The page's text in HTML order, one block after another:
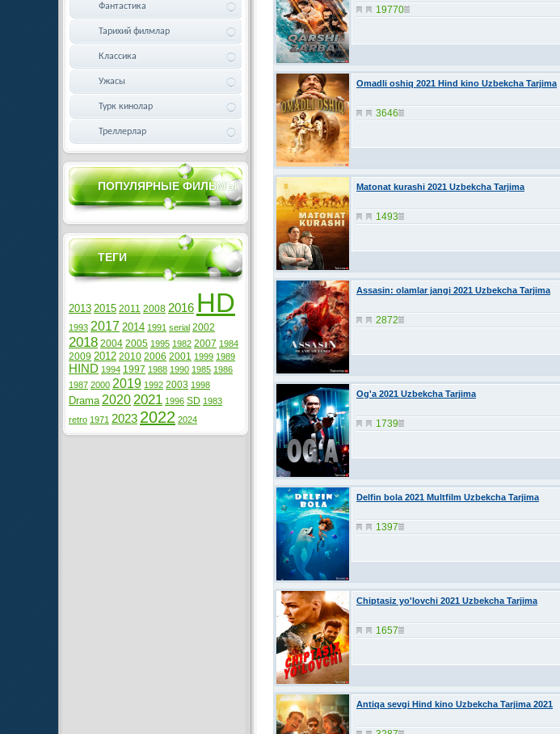
19770
Omadli oshiq 2021 Hind kino Uzbekcha Tarjima
3646
Matonat kurashi 2021 Uzbekcha Tarjima
1493
Assasin: olamlar jangi 2021 Uzbekcha Tarjima
2872
Og'a 2021 Uzbekcha Tarjima
1739
Delfin bola 2021 Multfilm Uzbekcha Tarjima
1397
Chiptasiz yo'lovchi 2021 Uzbekcha Tarjima
1657
Antiqa sevgi Hind kino Uzbekcha Tarjima 2021
Фантастика
Тарихий филмлар
Классика
Ужасы
Турк кинолар
Треллерлар
ПОПУЛЯРНЫЕ ФИЛЬМЫ
ТЕГИ
2013 2015 2011 2008 2016 HD
1993 2017 2014 1991 serial 2002
2018 2004 2005 1995 1982 2007 1984
2009 2012 2010 2006 2001 1999 1989
HIND 1994 1997 1988 1990 1985 1986
1987 2000 2019 1992 2003 1998
Drama 2020 2021 1996 SD 1983
retro 1971 2023 2022 2024